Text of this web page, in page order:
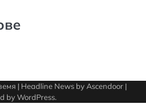
| Headline News by Ascendoor|
byWordPress.